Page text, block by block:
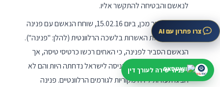
לנאשם והבטיחה להתקשר אליו.
כשבוע לאחר מכן, ביום 15.02.16, שוחח הנאשם עם פנינה
בן שושן, רכזת האשרות בלשכה הרלוונטית (להלן: "פנינה").
הנאשם הסביר לפנינה, כי האחים רכשו כרטיסי טיסה, אך
בקשתם לקבלת ויזה לכניסה לישראל נדחתה היות והם לא
הציגו תעודות לידה מקוריות לגורמים הרלוונטיים. פנינה
צרו פתרון עם AI
פניה ישירה לעורך דין